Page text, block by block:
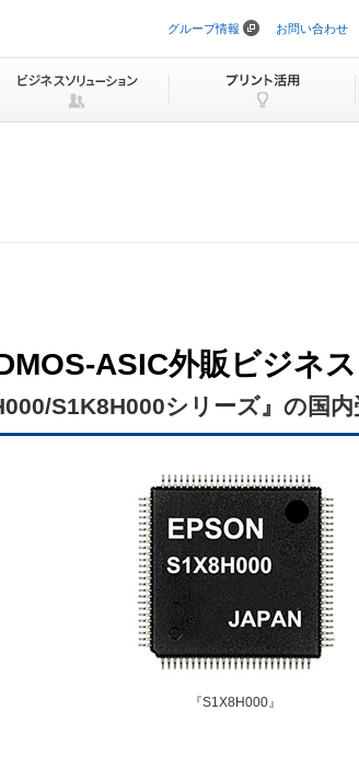
ビ
ョ
グループ情報 お問い合わせ
ASIC外販ビジネ
S1K8H000シリーズ』の国内
『S1X8H000』